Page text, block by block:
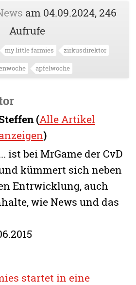
am 04.09.2024, 246
Aufrufe
my little farmies zirkusdirektor
apfelwoche
(Alle Artikel
)
ist bei MrGame der CvD
kümmert sich neben
Entrwicklung, auch
wie News und das
startet in eine